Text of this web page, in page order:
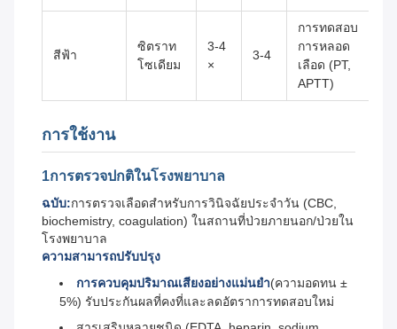
สีฟ้า
ซิตราท
โซเดียม
3-4
×
3-4
การทดสอบ
การหลอด
เลือด (PT,
APTT)
การใช้งาน
1การตรวจปกติในโรงพยาบาล
ฉบับ:การตรวจเลือดสําหรับการวินิจฉัยประจําวัน (CBC,
biochemistry, coagulation) ในสถานที่ป่วยภายนอก/ป่วยใน
โรงพยาบาล
ความสามารถปรับปรุง
การควบคุมปริมาณเสียงอย่างแม่นยํา(ความอดทน ±
5%) รับประกันผลที่คงที่และลดอัตราการทดสอบใหม่